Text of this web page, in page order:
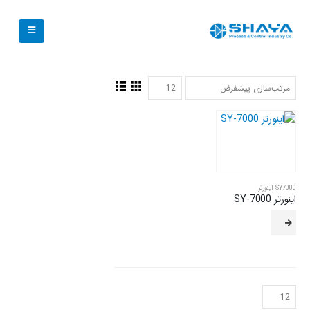
SY7000
, اینورتر
اینورتر SY-7000